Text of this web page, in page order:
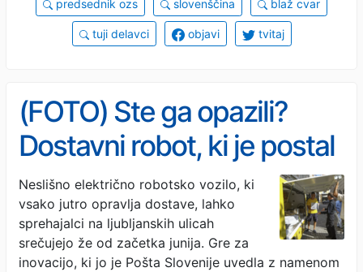
predsednik ozs slovenščina blaž cvar
tuji delavci objavi tvitaj
(FOTO) Ste ga opazili?
Dostavni robot, ki je postal
tudi ljubljanska turistična
atrakcija
Neslišno električno robotsko vozilo, ki
vsako jutro opravlja dostave, lahko
sprehajalci na ljubljanskih ulicah
srečujejo že od začetka junija. Gre za
inovacijo, ki jo je Pošta Slovenije uvedla z namenom